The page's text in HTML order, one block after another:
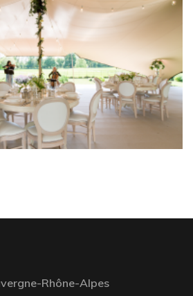
Rhône-Alpes